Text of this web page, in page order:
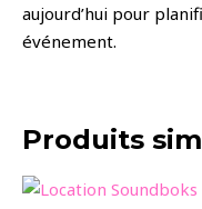
aujourd’hui pour
événement.
Produits